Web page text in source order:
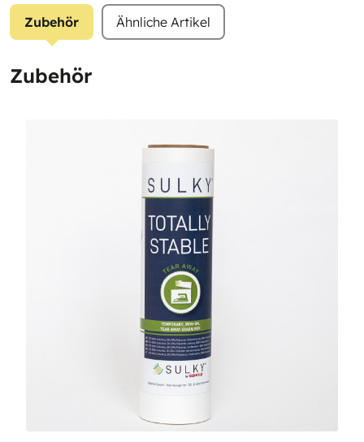
Zubehör Ähnliche Artikel
Zubehör